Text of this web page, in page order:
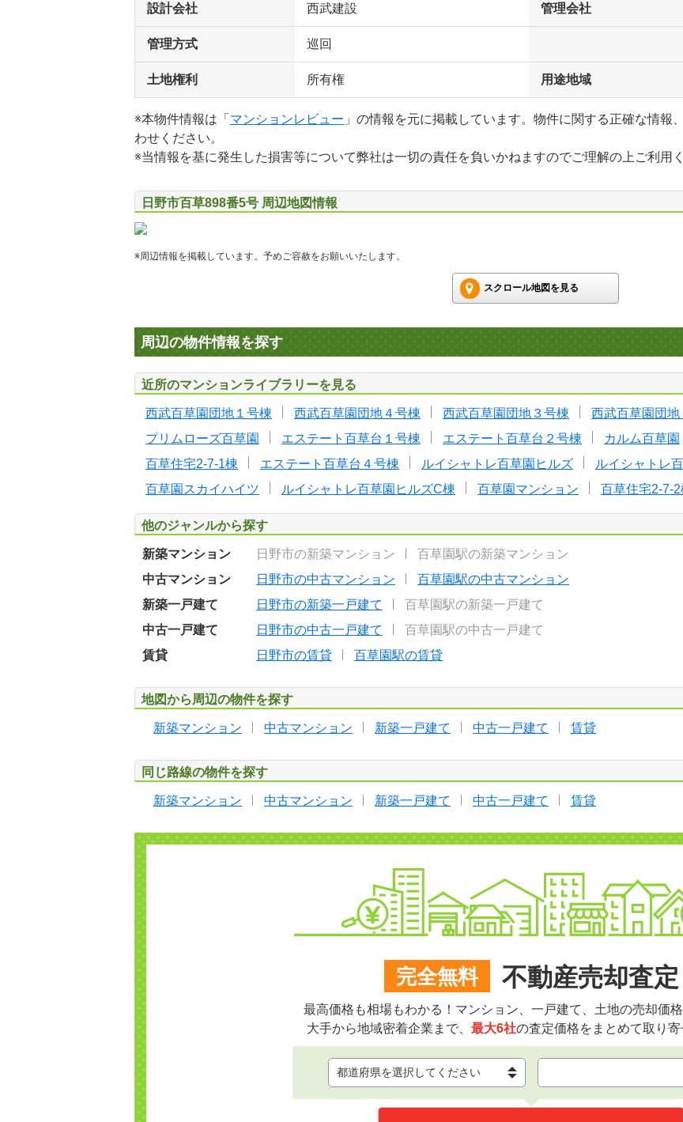
設計会社 西武建設 管理会社
管理方式 巡回
土地権利 所有権 用途地域
※本物件情報は「 マンションレビュー 」の情報を元に掲載しています。物件に関する正確な情報
わせください。
※当情報を基に発生した損害等について弊社は一切の責任を負いかねますのでご理解の上ご利用く
日野市百草898番5号 周辺地図情報
※周辺情報を掲載しています。予めご容赦をお願いいたします。
スクロール地図を見る
周辺の物件情報を探す
近所のマンションライブラリーを見る
西武百草園団地１号棟 西武百草園団地４号棟 西武百草園団地３号棟 西武百草園団地
プリムローズ百草園
エステート百草台１号棟 エステート百草台２号棟 カルム百草園
百草住宅2-7-1棟
エステート百草台４号棟 ルイシャトレ百草園ヒルズ ルイシャトレ
百草園スカイハイツ
ルイシャトレ百草園ヒルズC棟 百草園マンション 百草住宅2-7-2
他のジャンルから探す
新築マンション 日野市の新築マンション
百草園駅の新築マンション
中古マンション
日野市の中古マンション
百草園駅の中古マンション
新築一戸建て
日野市の新築一戸建て
百草園駅の新築一戸建て
中古一戸建て
日野市の中古一戸建て
百草園駅の中古一戸建て
賃貸
日野市の賃貸 百草園駅の賃貸
地図から周辺の物件を探す
新築マンション 中古マンション 新築一戸建て 中古一戸建て 賃貸
同じ路線の物件を探す
新築マンション 中古マンション 新築一戸建て 中古一戸建て 賃貸
完全無料 不動産売却査定
最高価格も相場もわかる！マンション、一戸建て、土地の売却価格
大手から地域密着企業まで、 最大6社の査定価格をまとめて取り寄